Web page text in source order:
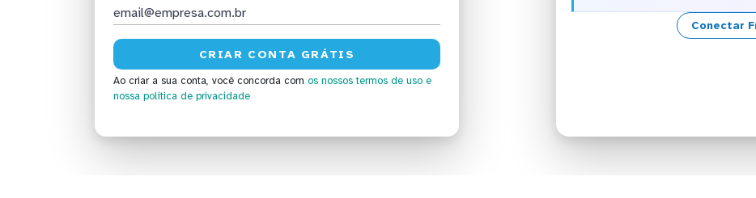
Ao criar a sua conta, você concorda com os nossos termos de uso e
nossa política de privacidade
Conectar